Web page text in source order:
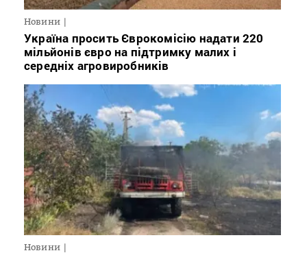
Новини
Україна просить Єврокомісію надати 220
мільйонів євро на підтримку малих і
середніх агровиробників
Новини